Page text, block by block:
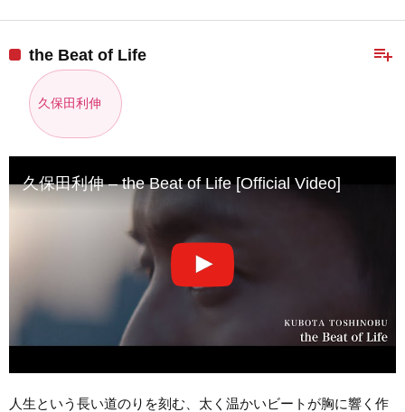
playlist_add
the Beat of Life
久保田利伸
久保田利伸 – the Beat of Life [Official Video]
人生という長い道のりを刻む、太く温かいビートが胸に響く作